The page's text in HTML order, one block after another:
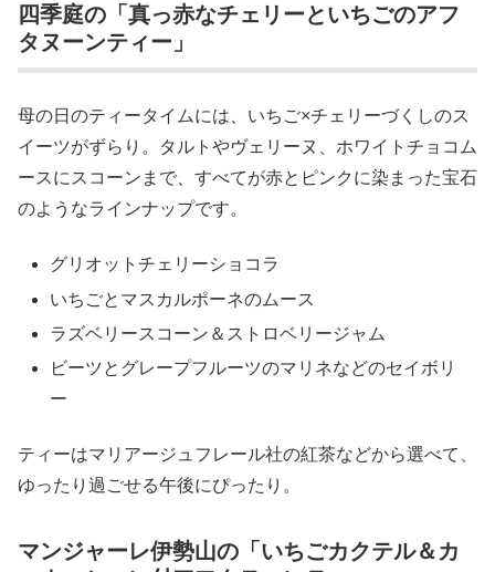
四季庭の「真っ赤なチェリーといちごのアフ
タヌーンティー」
母の日のティータイムには、いちご×チェリーづくしのス
イーツがずらり。タルトやヴェリーヌ、ホワイトチョコム
ースにスコーンまで、すべてが赤とピンクに染まった宝石
のようなラインナップです。
グリオットチェリーショコラ
いちごとマスカルポーネのムース
ラズベリースコーン＆ストロベリージャム
ビーツとグレープフルーツのマリネなどのセイボリ
ー
ティーはマリアージュフレール社の紅茶などから選べて、
ゆったり過ごせる午後にぴったり。
マンジャーレ伊勢山の「いちごカクテル＆カ